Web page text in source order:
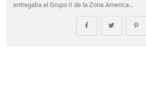
entregaba el Grupo II de la Zona America…